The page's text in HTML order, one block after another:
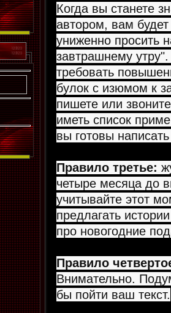
Когда вы станете
автором, вам будет
униженно просить
завтрашнему
требовать
булок с изюмом к
пишете или
иметь список
вы готовы
Правило третье:
четыре месяца до
учитывайте этот
предлагать
про новогодние
Правило
Внимательно.
бы пойти ваш текст.